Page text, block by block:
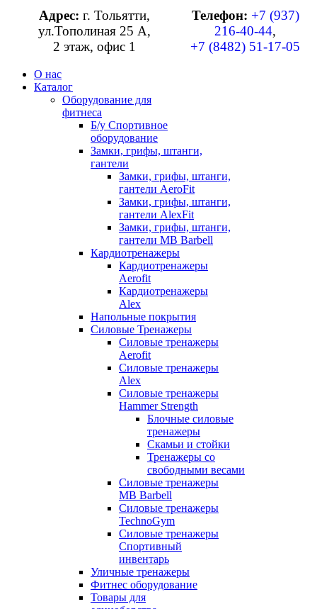
Адрес: г. Тольятти,
ул.Тополиная 25 А,
2 этаж, офис 1
Телефон: +7 (937)
216-40-44,
+7 (8482) 51-17-05
О нас
Каталог
Оборудование для
фитнеса
Б/у Спортивное
оборудование
Замки, грифы, штанги,
гантели
Замки, грифы, штанги,
гантели AeroFit
Замки, грифы, штанги,
гантели AlexFit
Замки, грифы, штанги,
гантели MB Barbell
Кардиотренажеры
Кардиотренажеры
Aerofit
Кардиотренажеры
Alex
Напольные покрытия
Силовые Тренажеры
Силовые тренажеры
Aerofit
Силовые тренажеры
Alex
Силовые тренажеры
Hammer Strength
Блочные силовые
тренажеры
Скамьи и стойки
Тренажеры со
свободными весами
Силовые тренажеры
MB Barbell
Силовые тренажеры
TechnoGym
Силовые тренажеры
Спортивный
инвентарь
Уличные тренажеры
Фитнес оборудование
Товары для